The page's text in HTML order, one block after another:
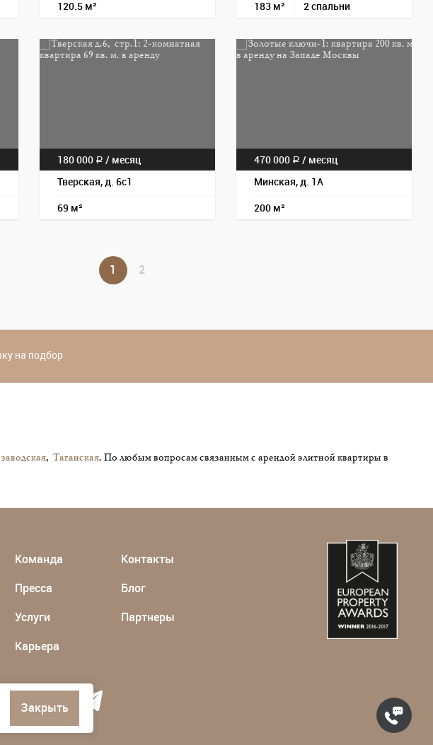
120.5 м² 183 м² 2 спальни
180 000 a / месяц
Тверская, д. 6с1
69 м²
470 000 a / месяц
Минская, д. 1А
200 м²
1 2
на подбор
, Таганская. По любым вопросам связанным с арендой элитной квартиры в
Команда
Пресса
Услуги
Карьера
Контакты
Блог
Партнеры
Закрыть